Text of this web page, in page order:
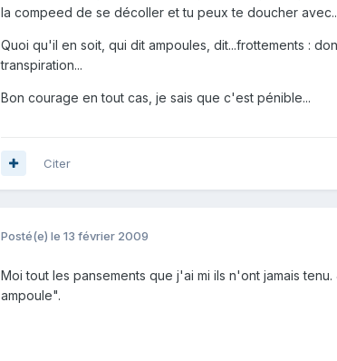
la compeed de se décoller et tu peux te doucher
Quoi qu'il en soit, qui dit ampoules, dit...frottements :
transpiration...
Bon courage en tout cas, je sais que c'est pénible...
Citer
Posté(e) le 13 février 2009
Moi tout les pansements que j'ai mi ils n'ont jamais
ampoule".